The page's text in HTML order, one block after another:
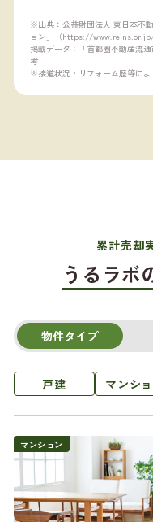
※出典：公益財団法人 東日本不
ョン」（https://
掲載データ：「首都圏不動産流
考
※接道状況・リフォーム歴等によ
累計売却
うるラボ
物件タイプ
戸建 マンシ
マンション